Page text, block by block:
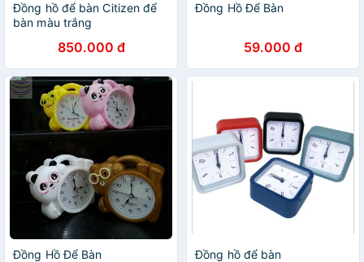
Đồng hồ để bàn Citizen để
bàn màu trắng
850.000 đ
Đồng Hồ Để Bàn
59.000 đ
Đồng Hồ Để Bàn Đồng hồ để bàn